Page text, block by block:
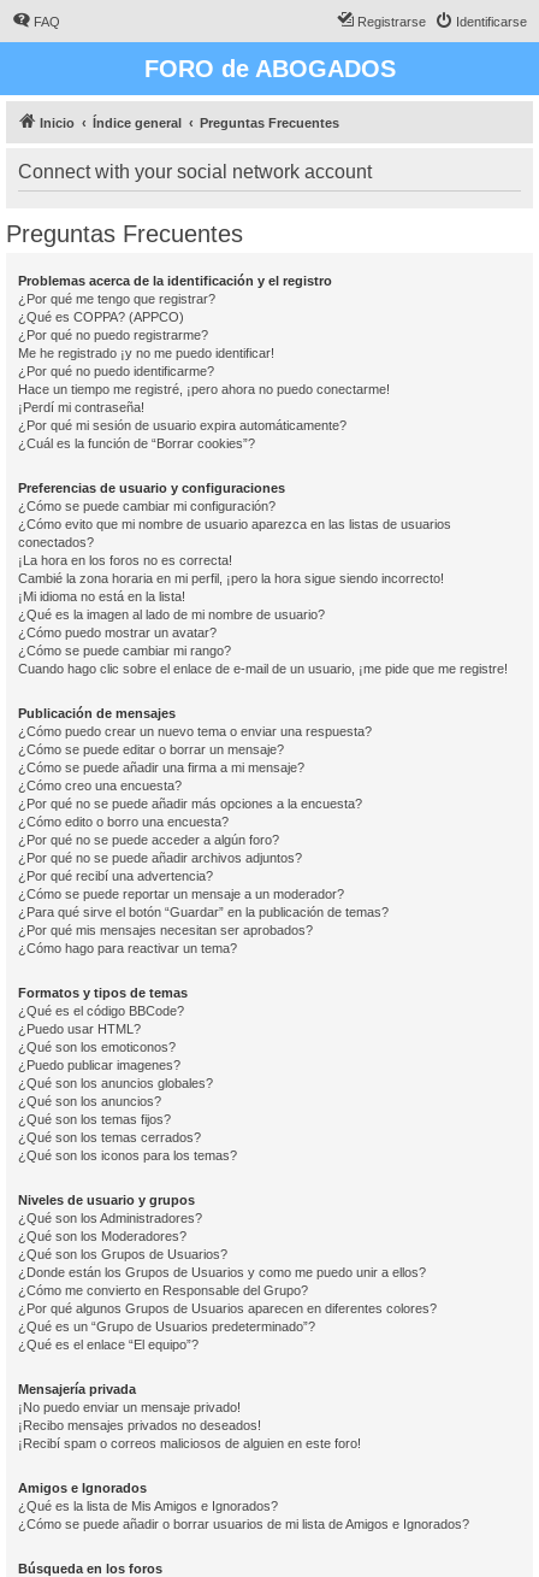
FAQ Identificarse
Registrarse
FORO de ABOGADOS
Inicio Índice general Preguntas Frecuentes
Connect with your social network account
Preguntas Frecuentes
Problemas acerca de la identificación y el registro
¿Por qué me tengo que registrar?
¿Qué es COPPA? (APPCO)
¿Por qué no puedo registrarme?
Me he registrado ¡y no me puedo identificar!
¿Por qué no puedo identificarme?
Hace un tiempo me registré, ¡pero ahora no puedo conectarme!
¡Perdí mi contraseña!
¿Por qué mi sesión de usuario expira automáticamente?
¿Cuál es la función de “Borrar cookies”?
Preferencias de usuario y configuraciones
¿Cómo se puede cambiar mi configuración?
¿Cómo evito que mi nombre de usuario aparezca en las listas de usuarios
conectados?
¡La hora en los foros no es correcta!
Cambié la zona horaria en mi perfil, ¡pero la hora sigue siendo incorrecto!
¡Mi idioma no está en la lista!
¿Qué es la imagen al lado de mi nombre de usuario?
¿Cómo puedo mostrar un avatar?
¿Cómo se puede cambiar mi rango?
Cuando hago clic sobre el enlace de e-mail de un usuario, ¡me pide que me registre!
Publicación de mensajes
¿Cómo puedo crear un nuevo tema o enviar una respuesta?
¿Cómo se puede editar o borrar un mensaje?
¿Cómo se puede añadir una firma a mi mensaje?
¿Cómo creo una encuesta?
¿Por qué no se puede añadir más opciones a la encuesta?
¿Cómo edito o borro una encuesta?
¿Por qué no se puede acceder a algún foro?
¿Por qué no se puede añadir archivos adjuntos?
¿Por qué recibí una advertencia?
¿Cómo se puede reportar un mensaje a un moderador?
¿Para qué sirve el botón “Guardar” en la publicación de temas?
¿Por qué mis mensajes necesitan ser aprobados?
¿Cómo hago para reactivar un tema?
Formatos y tipos de temas
¿Qué es el código BBCode?
¿Puedo usar HTML?
¿Qué son los emoticonos?
¿Puedo publicar imagenes?
¿Qué son los anuncios globales?
¿Qué son los anuncios?
¿Qué son los temas fijos?
¿Qué son los temas cerrados?
¿Qué son los iconos para los temas?
Niveles de usuario y grupos
¿Qué son los Administradores?
¿Qué son los Moderadores?
¿Qué son los Grupos de Usuarios?
¿Donde están los Grupos de Usuarios y como me puedo unir a ellos?
¿Cómo me convierto en Responsable del Grupo?
¿Por qué algunos Grupos de Usuarios aparecen en diferentes colores?
¿Qué es un “Grupo de Usuarios predeterminado”?
¿Qué es el enlace “El equipo”?
Mensajería privada
¡No puedo enviar un mensaje privado!
¡Recibo mensajes privados no deseados!
¡Recibí spam o correos maliciosos de alguien en este foro!
Amigos e Ignorados
¿Qué es la lista de Mis Amigos e Ignorados?
¿Cómo se puede añadir o borrar usuarios de mi lista de Amigos e Ignorados?
Búsqueda en los foros